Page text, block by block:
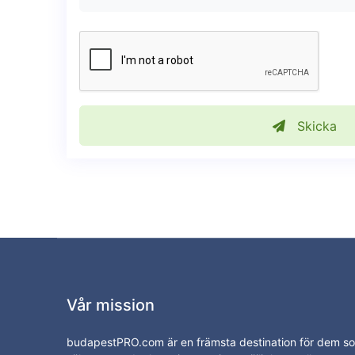
Skicka
Vår mission
budapestPRO.com är en främsta destination för dem